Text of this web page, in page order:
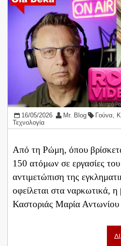
16/05/2026 Mr. Blog Γούνα,
Τεχνολογία
Από τη Ρώμη, όπου
150 ατόμων σε εργασίες
αντιμετώπιση της
οφείλεται στα ναρκωτικά,
Καστοριάς Μαρία